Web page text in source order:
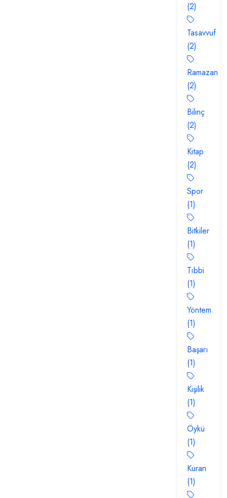
(2)
Tasavvuf
(2)
Ramazan
(2)
Bilinç
(2)
Kitap
(2)
Spor
(1)
Bitkiler
(1)
Tıbbi
(1)
Yöntem
(1)
Başarı
(1)
Kişilik
(1)
Öykü
(1)
Kuran
(1)